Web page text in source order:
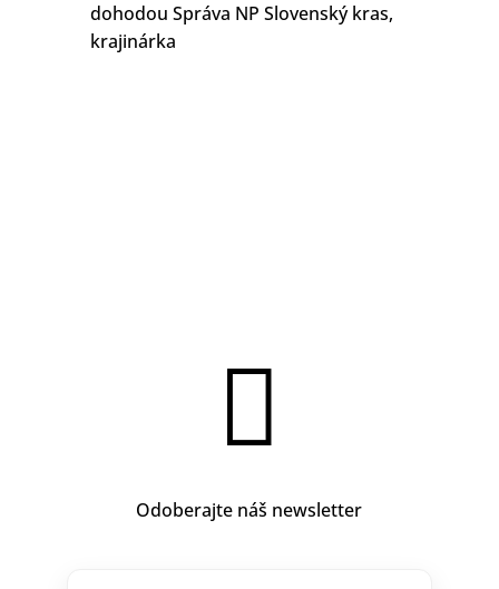
dohodou Správa NP Slovenský kras,
krajinárka

Odoberajte náš newsletter